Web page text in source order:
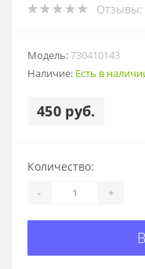
Отзывы:
Модель:730410143
Наличие: Есть в
450 руб.
Количество:
- +